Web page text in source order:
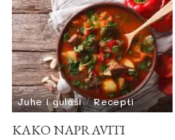
Juhe i gulaši Recepti
KAKO NAPRAVITI